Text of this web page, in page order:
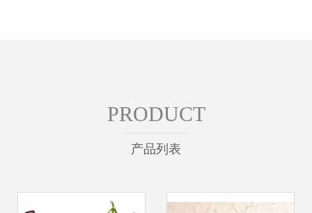
PRODUCT
产品列表